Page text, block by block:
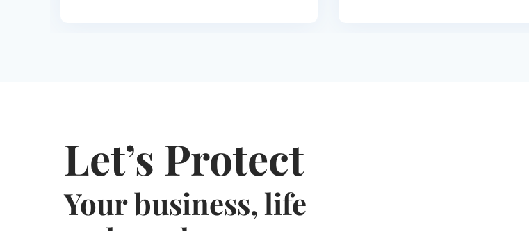
Let’s Protect
Your business, life